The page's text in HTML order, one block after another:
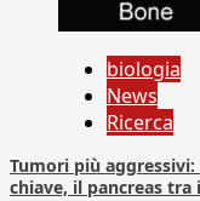
biologia
News
Ricerca
Tumori più
chiave, il pancreas tra